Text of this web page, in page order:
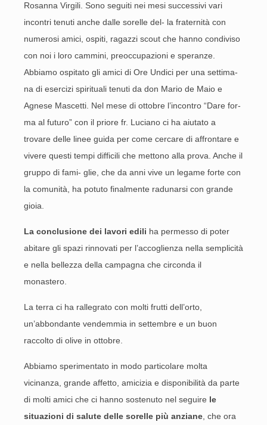
Rosanna Virgili. Sono seguiti nei mesi successivi vari
incontri tenuti anche dalle sorelle del- la fraternità con
numerosi amici, ospiti, ragazzi scout che hanno condiviso
con noi i loro cammini, preoccupazioni e speranze.
Abbiamo ospitato gli amici di Ore Undici per una settima-
na di esercizi spirituali tenuti da don Mario de Maio e
Agnese Mascetti. Nel mese di ottobre l’incontro “Dare for-
ma al futuro” con il priore fr. Luciano ci ha aiutato a
trovare delle linee guida per come cercare di affrontare e
vivere questi tempi difficili che mettono alla prova. Anche il
gruppo di fami- glie, che da anni vive un legame forte con
la comunità, ha potuto finalmente radunarsi con grande
gioia.
La conclusione dei lavori edili ha permesso di poter
abitare gli spazi rinnovati per l’accoglienza nella semplicità
e nella bellezza della campagna che circonda il
monastero.
La terra ci ha rallegrato con molti frutti dell’orto,
un’abbondante vendemmia in settembre e un buon
raccolto di olive in ottobre.
Abbiamo sperimentato in modo particolare molta
vicinanza, grande affetto, amicizia e disponibilità da parte
di molti amici che ci hanno sostenuto nel seguire le
situazioni di salute delle sorelle più anziane , che ora